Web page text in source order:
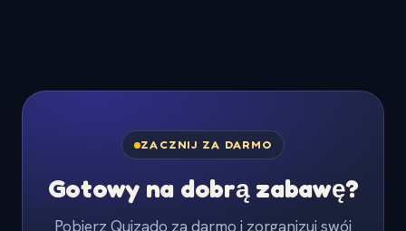
ZACZNIJ ZA DARMO
Gotowy na dobrą zabawę?
Pobierz Quizado za darmo i zorganizuj swój